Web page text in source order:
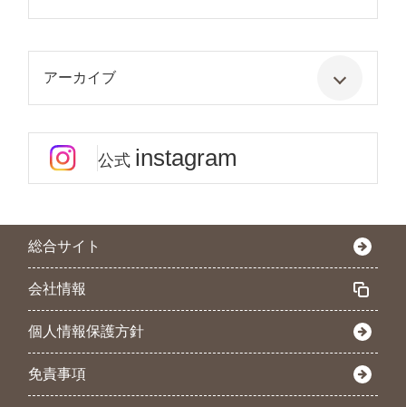
アーカイブ
公式 instagram
総合サイト
会社情報
個人情報保護方針
免責事項